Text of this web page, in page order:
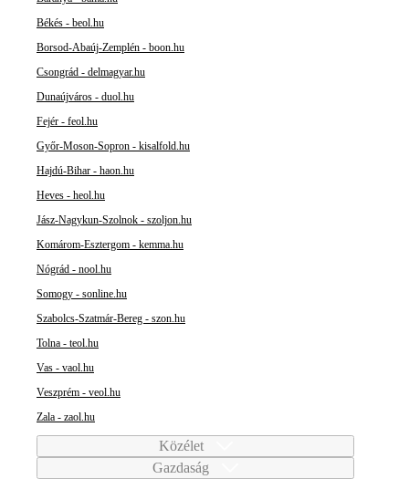
Békés - beol.hu
Borsod-Abaúj-Zemplén - boon.hu
Csongrád - delmagyar.hu
Dunaújváros - duol.hu
Fejér - feol.hu
Győr-Moson-Sopron - kisalfold.hu
Hajdú-Bihar - haon.hu
Heves - heol.hu
Jász-Nagykun-Szolnok - szoljon.hu
Komárom-Esztergom - kemma.hu
Nógrád - nool.hu
Somogy - sonline.hu
Szabolcs-Szatmár-Bereg - szon.hu
Tolna - teol.hu
Vas - vaol.hu
Veszprém - veol.hu
Zala - zaol.hu
Közélet
Gazdaság